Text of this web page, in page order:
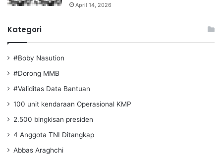
April 14, 2026
Kategori
#Boby Nasution
#Dorong MMB
#Validitas Data Bantuan
100 unit kendaraan Operasional KMP
2.500 bingkisan presiden
4 Anggota TNI Ditangkap
Abbas Araghchi